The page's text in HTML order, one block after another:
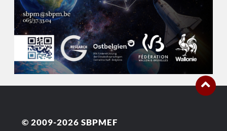
© 2009-2026 SBPMEF